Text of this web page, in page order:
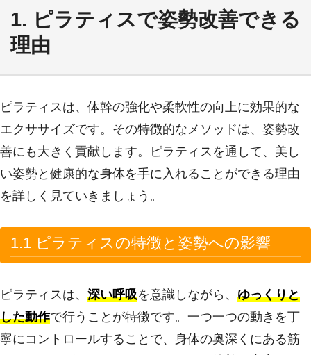
1. ピラティスで姿勢改善できる
理由
ピラティスは、体幹の強化や柔軟性の向上に効果的な
エクササイズです。その特徴的なメソッドは、姿勢改
善にも大きく貢献します。ピラティスを通して、美し
い姿勢と健康的な身体を手に入れることができる理由
を詳しく見ていきましょう。
1.1 ピラティスの特徴と姿勢への影響
ピラティスは、 深い呼吸を意識しながら、 ゆっくりと
した動作で行うことが特徴です。一つ一つの動きを丁
寧にコントロールすることで、身体の奥深くにある筋